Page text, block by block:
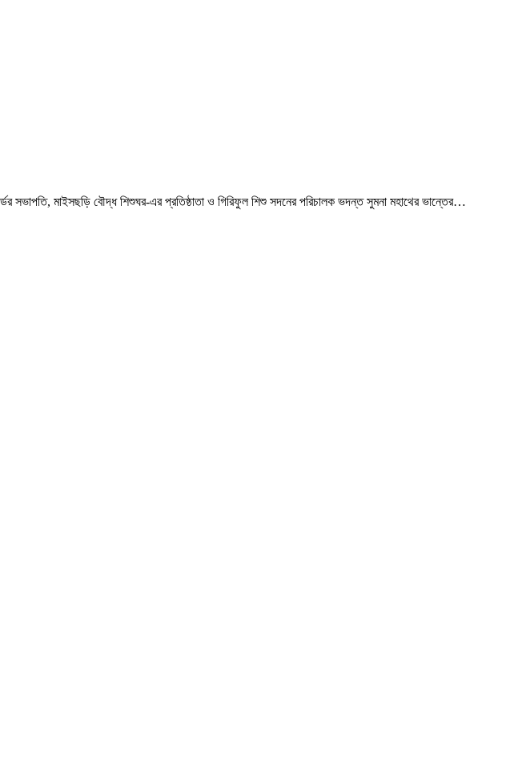
সভাপতি, মাইসছড়ি বৌদ্ধ শিশুঘর-এর প্রতিষ্ঠাতা ও গিরিফুল শিশু সদনের পরিচালক ভদন্ত সুমনা মহাথের ভান্তের…